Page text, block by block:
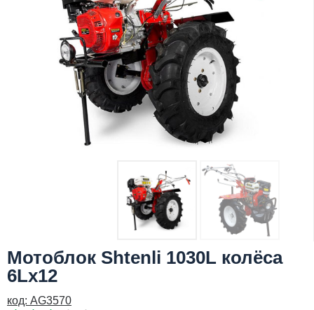
Мотоблок Shtenli 1030L колёса
6Lх12
код: AG3570
36,490
обработку персональных данных
Сообщить о поступлении руб
Email:
Телефон
Я даю согласие наобработку персональных данных
Отправить